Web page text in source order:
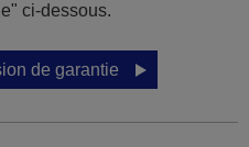
ci-dessous.
de garantie